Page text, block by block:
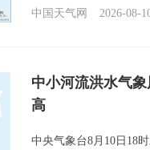
中国天气网 2026-08-
中小河流洪水气
高
中央气象台8月10日18